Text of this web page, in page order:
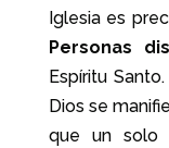
Iglesia es
Personas
Espíritu
Dios se
que un solo